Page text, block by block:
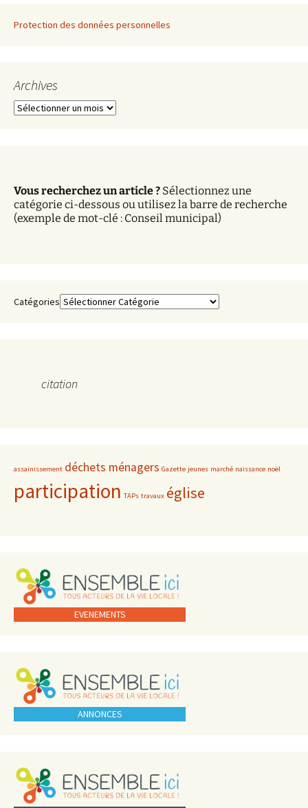
Protection des données personnelles
Archives
A
e
s
Vous recherchez un article ? Sélectionnez une
catégorie ci-dessous ou utilisez la barre de recherche
(exemple de mot-clé : Conseil municipal)
Catégories
citation
assainissement déchets ménagers Gazette jeunes marché naissance noël
participation TAPs travaux église
EVENEMENTS
ANNONCES